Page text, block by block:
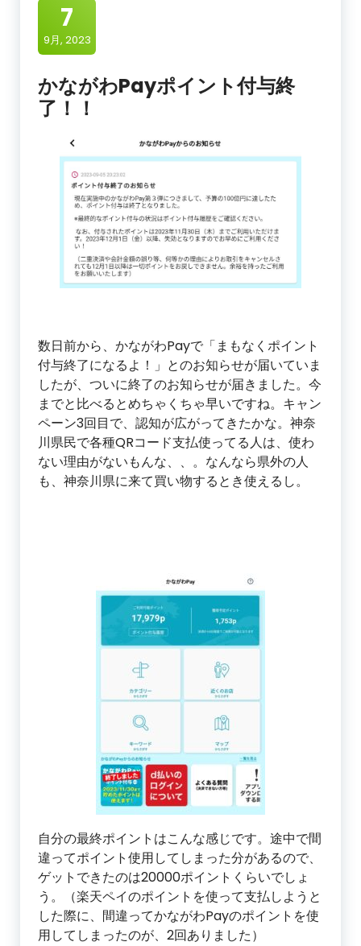
7
9月, 2023
かながわPayポイント付与終
了！！
数日前から、かながわPayで「まもなくポイント
付与終了になるよ！」とのお知らせが届いていま
したが、ついに終了のお知らせが届きました。今
までと比べるとめちゃくちゃ早いですね。キャン
ペーン3回目で、認知が広がってきたかな。神奈
川県民で各種QRコード支払使ってる人は、使わ
ない理由がないもんな、、。なんなら県外の人
も、神奈川県に来て買い物するとき使えるし。
自分の最終ポイントはこんな感じです。途中で間
違ってポイント使用してしまった分があるので、
ゲットできたのは20000ポイントくらいでしょ
う。（楽天ペイのポイントを使って支払しようと
した際に、間違ってかながわPayのポイントを使
用してしまったのが、2回ありました）